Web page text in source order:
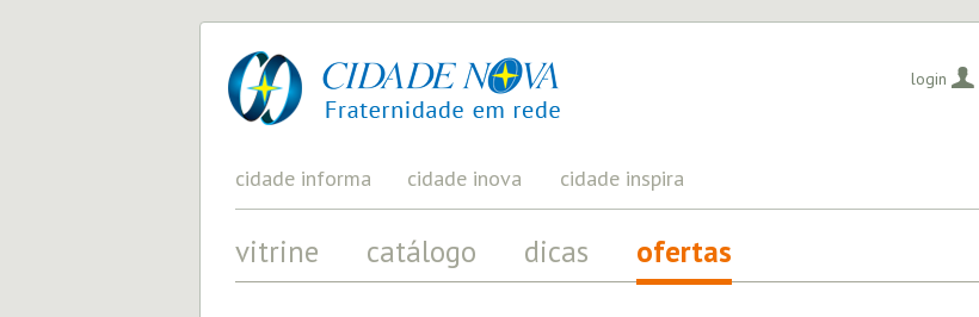
cidade
nova
UM
PROJETO
PELA
FRATERNIDADE
cidade informa cidade inova cidade inspira
vitrine catálogo dicas ofertas
login